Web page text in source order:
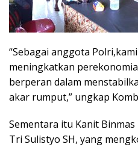
“Sebagai anggota
meningkatkan
berperan dalam
akar rumput,” ungkap
Sementara itu Kanit
Tri Sulistyo SH, yang